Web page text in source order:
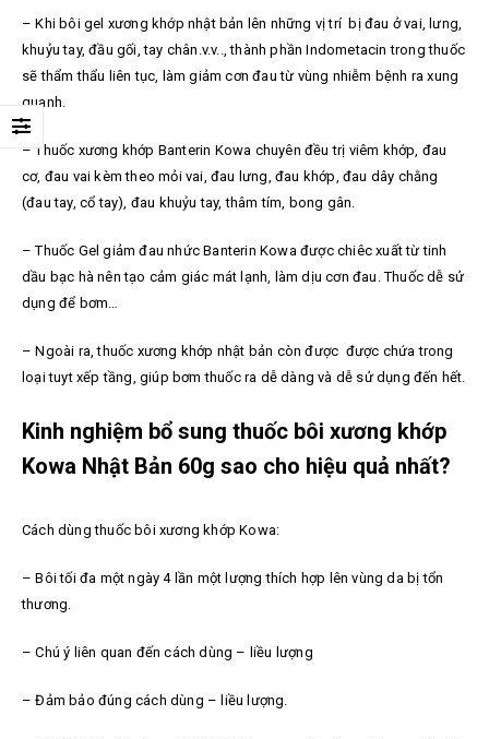
– Khi bôi gel xương khớp nhật bản lên những vị trí bị đau ở vai, lưng,
khuỷu tay, đầu gối, tay chân.v.v.., thành phần Indometacin trong thuốc
sẽ thẩm thẩu liên tục, làm giảm cơn đau từ vùng nhiễm bệnh ra xung
quanh.
– Thuốc xương khớp Banterin Kowa chuyên đều trị viêm khớp, đau
cơ, đau vai kèm theo mỏi vai, đau lưng, đau khớp, đau dây chằng
(đau tay, cổ tay), đau khuỷu tay, thâm tím, bong gân.
– Thuốc Gel giảm đau nhức Banterin Kowa được chiêc xuất từ tinh
dầu bạc hà nên tạo cảm giác mát lạnh, làm dịu cơn đau. Thuốc dễ sử
dụng để bơm…
– Ngoài ra, thuốc xương khớp nhật bản còn được được chứa trong
loại tuyt xếp tầng, giúp bơm thuốc ra dễ dàng và dễ sử dụng đến hết.
Kinh nghiệm bổ sung thuốc bôi xương khớp
Kowa Nhật Bản 60g sao cho hiệu quả nhất?
Cách dùng thuốc bôi xương khớp Kowa:
– Bôi tối đa một ngày 4 lần một lượng thích hợp lên vùng da bị tổn
thương.
– Chú ý liên quan đến cách dùng – liều lượng
– Đảm bảo đúng cách dùng – liều lượng.